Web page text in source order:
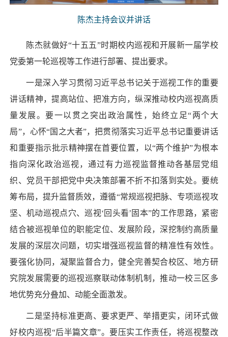
陈杰主持会议并讲话
陈杰就做好“十五五”时期校内巡视和开展新一届学校
党委第一轮巡视等工作进行部署、提出要求。
一是深入学习贯彻习近平总书记关于巡视工作的重要
讲话精神，提高站位、把准方向，纵深推动校内巡视高质
量发展。要一以贯之突出政治属性，始终立足“两个大
局”，心怀“国之大者”，把贯彻落实习近平总书记重要讲话
和重要指示批示精神摆在首要位置，以“两个维护”为根本
指向深化政治巡视，通过有力巡视监督推动各基层党组
织、党员干部把党中央决策部署不折不扣落到实处。要统
筹布局，提升监督质效，遵循“常规巡视把脉、专项巡视攻
坚、机动巡视点穴、巡视‘回头看’固本”的工作思路，紧密
结合被巡视单位的职能定位、发展阶段，深挖制约高质量
发展的深层次问题，切实增强巡视监督的精准性有效性。
要强化协同，凝聚监督合力，健全完善契合校区、地方研
究院发展需要的巡视巡察联动体制机制，推动一校三区多
地优势充分叠加、动能全面激发。
二是坚持标准更高、要求更严、举措更实，闭环式做
好校内巡视“后半篇文章”。要压实工作责任，将巡视整改